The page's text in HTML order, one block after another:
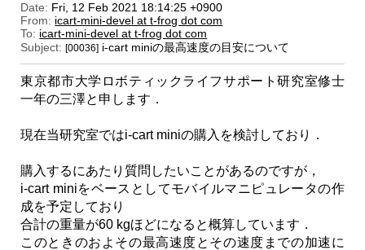
Date: Fri, 12 Feb 2021 18:14:25 +0900
From: icart-mini-devel at t-frog dot com
To: icart-mini-devel at t-frog dot com
Subject:[00036] i-cart miniの最高速度の目安について
東京都市大学ロボティックライフサポート研究室修士
一年の三澤と申します．
現在当研究室ではi-cart miniの購入を検討しており．
購入するにあたり質問したいことがあるのですが，
i-cart miniをベースとしてモバイルマニピュレータの作
成を予定しており
合計の重量が60 kgほどになると概算しています．
このときのおよその最高速度とその速度までの加速に